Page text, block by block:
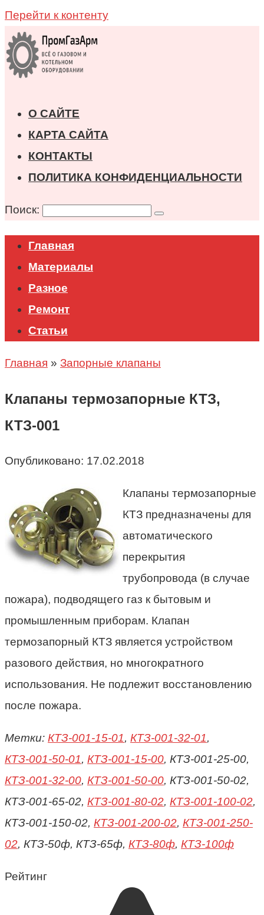
Перейти к контенту
О САЙТЕ
КАРТА САЙТА
КОНТАКТЫ
ПОЛИТИКА КОНФИДЕНЦИАЛЬНОСТИ
Поиск:
Главная
Материалы
Разное
Ремонт
Статьи
Главная » Запорные клапаны
Клапаны термозапорные КТЗ,
КТЗ-001
Опубликовано: 17.02.2018
Клапаны термозапорные
КТЗ предназначены для
автоматического
перекрытия
трубопровода (в случае
пожара), подводящего газ к бытовым и
промышленным приборам. Клапан
термозапорный КТЗ является устройством
разового действия, но многократного
использования. Не подлежит восстановлению
после пожара.
Метки: КТЗ-001-15-01, КТЗ-001-32-01,
КТЗ-001-50-01, КТЗ-001-15-00, КТЗ-001-25-00,
КТЗ-001-32-00, КТЗ-001-50-00, КТЗ-001-50-02,
КТЗ-001-65-02, КТЗ-001-80-02, КТЗ-001-100-02,
КТЗ-001-150-02, КТЗ-001-200-02, КТЗ-001-250-
02, КТЗ-50ф, КТЗ-65ф, КТЗ-80ф, КТЗ-100ф
Рейтинг